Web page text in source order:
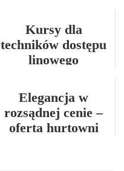
Kursy dla
techników dostępu
linowego
Elegancja w
rozsądnej cenie –
oferta hurtowni